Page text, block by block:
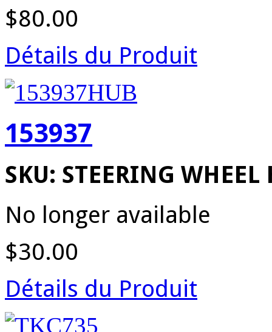
$80.00
Détails du Produit
153937
SKU: STEERING WHEEL
No longer available
$30.00
Détails du Produit